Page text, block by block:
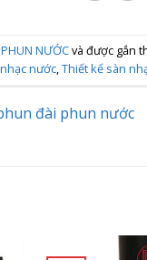
NƯỚCvà được gắn
nhạc nước,Thiết kế sàn
đài phun nước